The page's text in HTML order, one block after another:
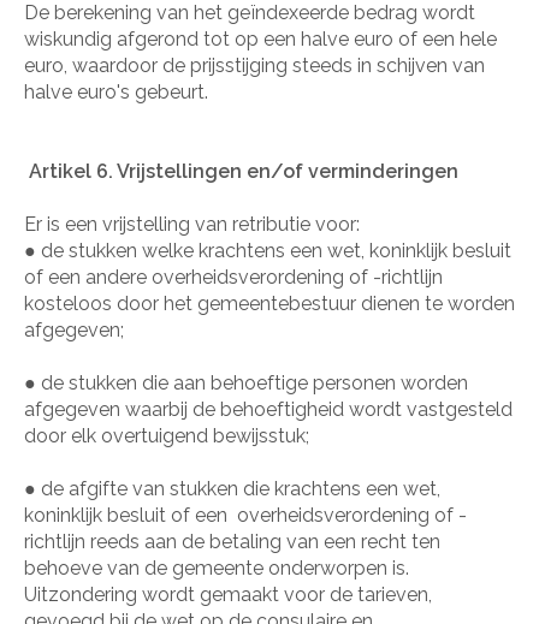
De berekening van het geïndexeerde bedrag wordt
wiskundig afgerond tot op een halve euro of een hele
euro, waardoor de prijsstijging steeds in schijven van
halve euro's gebeurt.
Artikel 6. Vrijstellingen en/of verminderingen
Er is een vrijstelling van retributie voor:
● de stukken welke krachtens een wet, koninklijk besluit
of een andere overheidsverordening of -richtlijn
kosteloos door het gemeentebestuur dienen te worden
afgegeven;
● de stukken die aan behoeftige personen worden
afgegeven waarbij de behoeftigheid wordt vastgesteld
door elk overtuigend bewijsstuk;
● de afgifte van stukken die krachtens een wet,
koninklijk besluit of een overheidsverordening of -
richtlijn reeds aan de betaling van een recht ten
behoeve van de gemeente onderworpen is.
Uitzondering wordt gemaakt voor de tarieven,